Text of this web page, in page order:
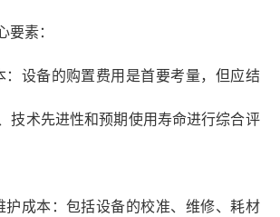
要素：
：设备的购置费用是首要考量，但应结
技术先进性和预期使用寿命进行综合评
护成本：包括设备的校准、维修、耗材